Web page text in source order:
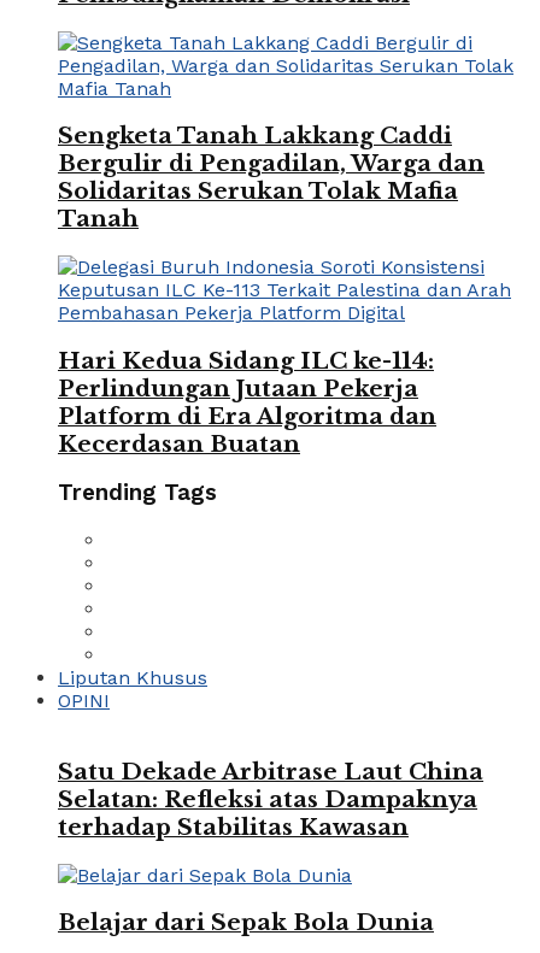
Sengketa Tanah Lakkang Caddi
Bergulir di Pengadilan, Warga dan
Solidaritas Serukan Tolak Mafia
Tanah
Hari Kedua Sidang ILC ke-114:
Perlindungan Jutaan Pekerja
Platform di Era Algoritma dan
Kecerdasan Buatan
Trending Tags
Liputan Khusus
OPINI
Satu Dekade Arbitrase Laut China
Selatan: Refleksi atas Dampaknya
terhadap Stabilitas Kawasan
Belajar dari Sepak Bola Dunia